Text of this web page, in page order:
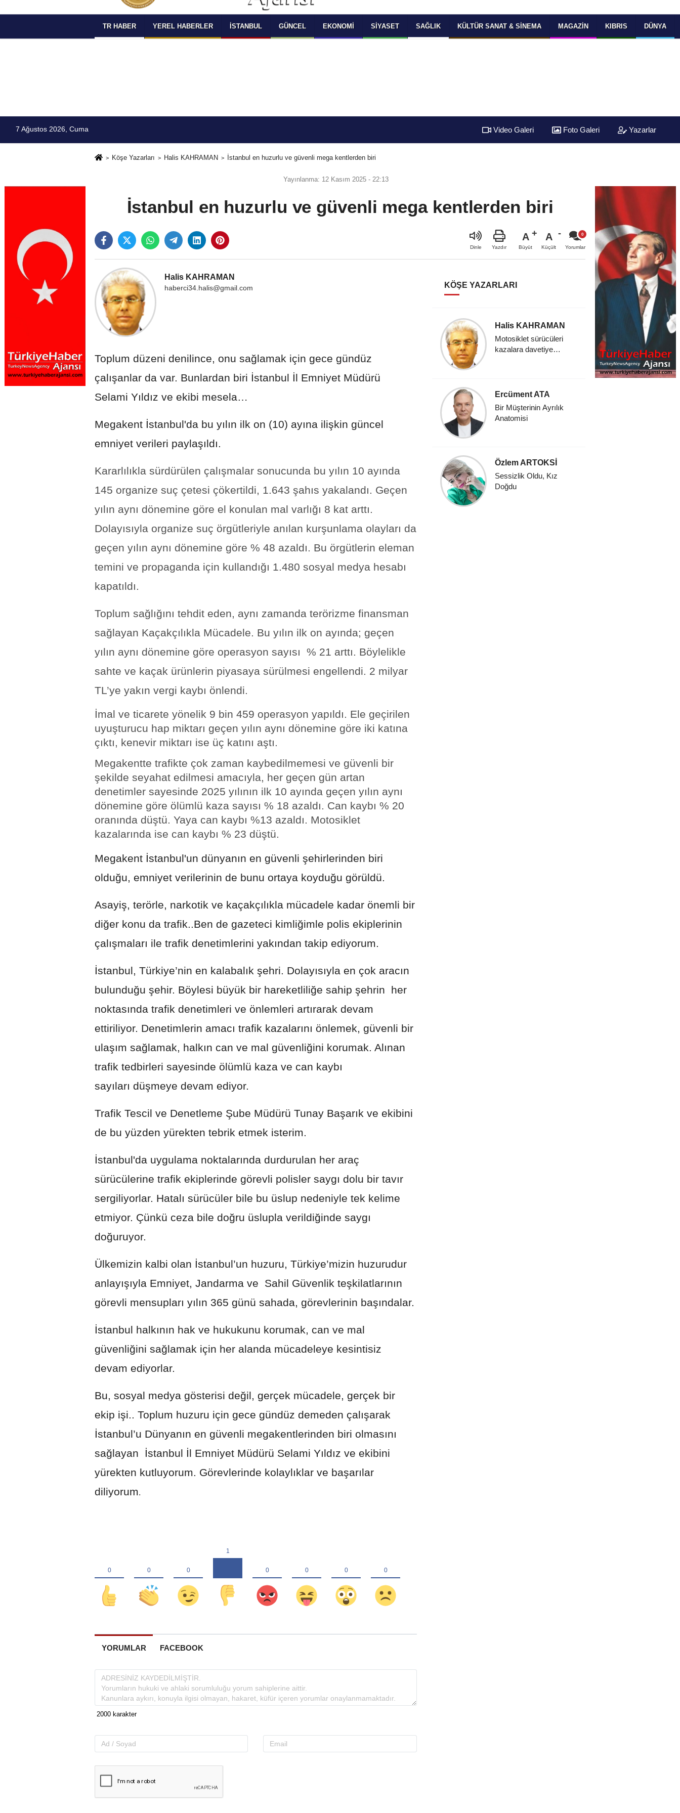
SELECT LANGUAGE YOU WOULD TO READ
OKUMAK İSTEDİĞİNİZ DİLİ SEÇİNİZ
Powered by
Translate
TR HABER YEREL HABERLER İSTANBUL GÜNCEL EKONOMI SIYASET SAĞLIK KÜLTÜR SANAT & SINEMA MAGAZIN KIBRIS DÜNYA
7 Ağustos 2026, Cuma Video Galeri Foto Galeri Yazarlar
Köşe Yazarları Halis KAHRAMAN İstanbul en huzurlu ve güvenli mega kentlerden biri
Yayınlanma: 12 Kasım 2025 - 22:13
İstanbul en huzurlu ve güvenli mega kentlerden biri
Dinle Yazdır
A
Büyüt
A
Küçült Yorumlar
Halis KAHRAMAN
haberci34.halis@gmail.com
Toplum düzeni denilince, onu sağlamak için gece gündüz
çalışanlar da var. Bunlardan biri İstanbul İl Emniyet Müdürü
Selami Yıldız ve ekibi mesela…
Megakent İstanbul'da bu yılın ilk on (10) ayına ilişkin güncel
emniyet verileri paylaşıldı.
Kararlılıkla sürdürülen çalışmalar sonucunda bu yılın 10 ayında
145 organize suç çetesi çökertildi, 1.643 şahıs yakalandı. Geçen
yılın aynı dönemine göre el konulan mal varlığı 8 kat arttı.
Dolayısıyla organize suç örgütleriyle anılan kurşunlama olayları da
geçen yılın aynı dönemine göre % 48 azaldı. Bu örgütlerin eleman
temini ve propaganda için kullandığı 1.480 sosyal medya hesabı
kapatıldı.
Toplum sağlığını tehdit eden, aynı zamanda terörizme finansman
sağlayan Kaçakçılıkla Mücadele. Bu yılın ilk on ayında; geçen
yılın aynı dönemine göre operasyon sayısı % 21 arttı. Böylelikle
sahte ve kaçak ürünlerin piyasaya sürülmesi engellendi. 2 milyar
TL’ye yakın vergi kaybı önlendi.
İmal ve ticarete yönelik 9 bin 459 operasyon yapıldı. Ele geçirilen
uyuşturucu hap miktarı geçen yılın aynı dönemine göre iki katına
çıktı, kenevir miktarı ise üç katını aştı.
Megakentte trafikte çok zaman kaybedilmemesi ve güvenli bir
şekilde seyahat edilmesi amacıyla, her geçen gün artan
denetimler sayesinde 2025 yılının ilk 10 ayında geçen yılın aynı
dönemine göre ölümlü kaza sayısı % 18 azaldı. Can kaybı % 20
oranında düştü. Yaya can kaybı %13 azaldı. Motosiklet
kazalarında ise can kaybı % 23 düştü.
Megakent İstanbul'un dünyanın en güvenli şehirlerinden biri
olduğu, emniyet verilerinin de bunu ortaya koyduğu görüldü.
Asayiş, terörle, narkotik ve kaçakçılıkla mücadele kadar önemli bir
diğer konu da trafik..Ben de gazeteci kimliğimle polis ekiplerinin
çalışmaları ile trafik denetimlerini yakından takip ediyorum.
İstanbul, Türkiye’nin en kalabalık şehri. Dolayısıyla en çok aracın
bulunduğu şehir. Böylesi büyük bir hareketliliğe sahip şehrin her
noktasında trafik denetimleri ve önlemleri artırarak devam
ettiriliyor. Denetimlerin amacı trafik kazalarını önlemek, güvenli bir
ulaşım sağlamak, halkın can ve mal güvenliğini korumak. Alınan
trafik tedbirleri sayesinde ölümlü kaza ve can kaybı
sayıları düşmeye devam ediyor.
Trafik Tescil ve Denetleme Şube Müdürü Tunay Başarık ve ekibini
de bu yüzden yürekten tebrik etmek isterim.
İstanbul'da uygulama noktalarında durdurulan her araç
sürücülerine trafik ekiplerinde görevli polisler saygı dolu bir tavır
sergiliyorlar. Hatalı sürücüler bile bu üslup nedeniyle tek kelime
etmiyor. Çünkü ceza bile doğru üslupla verildiğinde saygı
doğuruyor.
Ülkemizin kalbi olan İstanbul’un huzuru, Türkiye’mizin huzurudur
anlayışıyla Emniyet, Jandarma ve Sahil Güvenlik teşkilatlarının
görevli mensupları yılın 365 günü sahada, görevlerinin başındalar.
İstanbul halkının hak ve hukukunu korumak, can ve mal
güvenliğini sağlamak için her alanda mücadeleye kesintisiz
devam ediyorlar.
Bu, sosyal medya gösterisi değil, gerçek mücadele, gerçek bir
ekip işi.. Toplum huzuru için gece gündüz demeden çalışarak
İstanbul’u Dünyanın en güvenli megakentlerinden biri olmasını
sağlayan İstanbul İl Emniyet Müdürü Selami Yıldız ve ekibini
yürekten kutluyorum. Görevlerinde kolaylıklar ve başarılar
diliyorum.
YORUMLAR FACEBOOK
KÖŞE YAZARLARI
Halis KAHRAMAN
Motosiklet sürücüleri
kazalara davetiye
Ercüment ATA
Bir Müşterinin Ayrılık
Anatomisi
Özlem ARTOKSİ
Sessizlik Oldu, Kız
Doğdu
Ali
BİR